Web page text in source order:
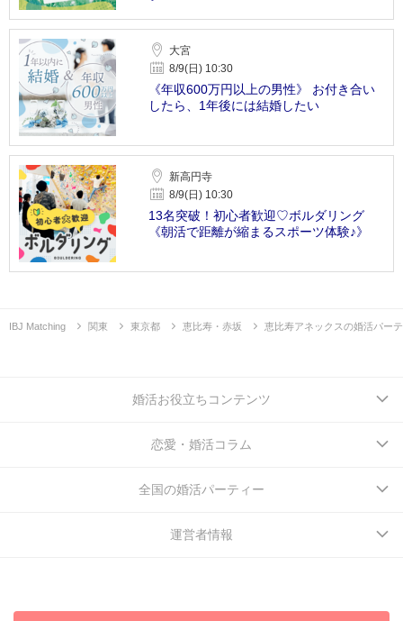
大宮
8/9(日) 10:30
《年収600万円以上の男性》 お付き合い
したら、1年後には結婚したい
新高円寺
8/9(日) 10:30
13名突破！初心者歓迎♡ボルダリング
《朝活で距離が縮まるスポーツ体験♪》
IBJ Matching 関東 東京都 恵比寿・赤坂 恵比寿アネックスの婚活パー
婚活お役立ちコンテンツ
恋愛・婚活コラム
全国の婚活パーティー
運営者情報